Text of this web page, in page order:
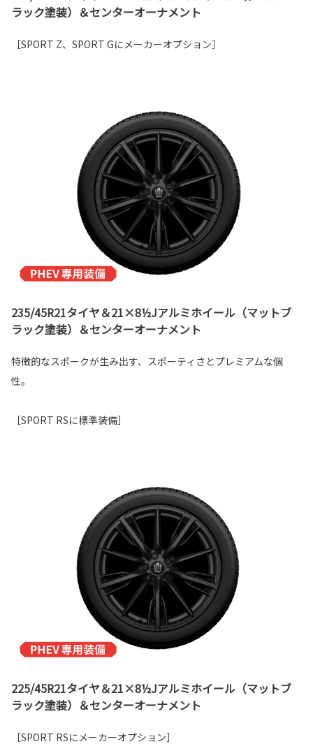
ラック塗装）＆センターオーナメント
［SPORT Z、SPORT Gにメーカーオプション］
235/45R21タイヤ＆21×8½Jアルミホイール（マットブ
ラック塗装）＆センターオーナメント
特徴的なスポークが生み出す、スポーティさとプレミアムな個
性。
［SPORT RSに標準装備］
225/45R21タイヤ＆21×8½Jアルミホイール（マットブ
ラック塗装）＆センターオーナメント
［SPORT RSにメーカーオプション］